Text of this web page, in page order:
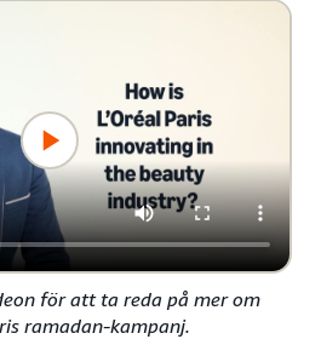
för att ta reda på mer om
ramadan-kampanj.